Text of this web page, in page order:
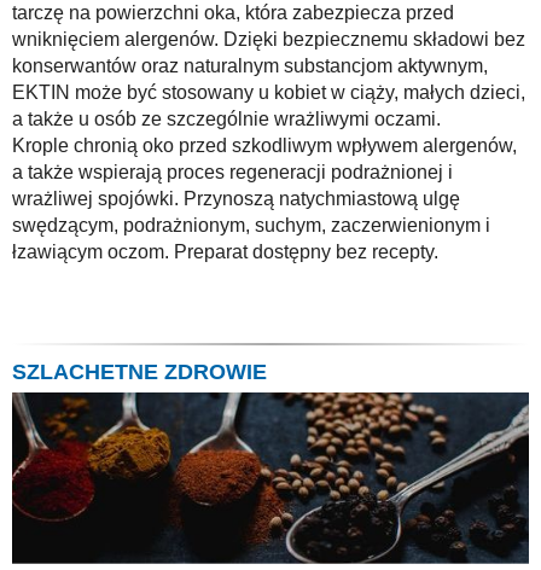
tarczę na powierzchni oka, która zabezpiecza przed
wniknięciem alergenów. Dzięki bezpiecznemu składowi bez
konserwantów oraz naturalnym substancjom aktywnym,
EKTIN może być stosowany u kobiet w ciąży, małych dzieci,
a także u osób ze szczególnie wrażliwymi oczami.
Krople chronią oko przed szkodliwym wpływem alergenów,
a także wspierają proces regeneracji podrażnionej i
wrażliwej spojówki. Przynoszą natychmiastową ulgę
swędzącym, podrażnionym, suchym, zaczerwienionym i
łzawiącym oczom. Preparat dostępny bez recepty.
SZLACHETNE ZDROWIE